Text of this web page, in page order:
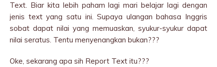
Text. Biar kita lebih paham lagi mari belajar lagi dengan
jenis text yang satu ini. Supaya ulangan bahasa Inggris
sobat dapat nilai yang memuaskan, syukur-syukur dapat
nilai seratus. Tentu menyenangkan bukan???
Oke, sekarang apa sih Report Text itu???